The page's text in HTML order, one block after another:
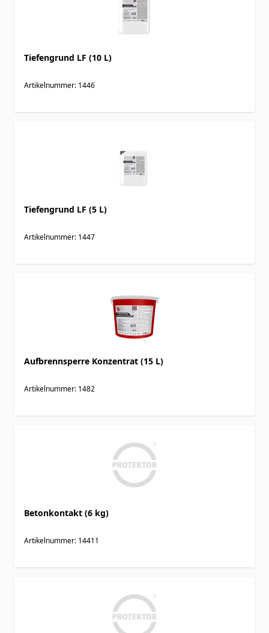
Tiefengrund LF (10 L)
Artikelnummer: 1446
Tiefengrund LF (5 L)
Artikelnummer: 1447
Aufbrennsperre Konzentrat (15 L)
Artikelnummer: 1482
Betonkontakt (6 kg)
Artikelnummer: 14411